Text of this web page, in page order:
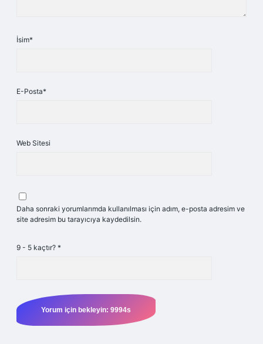
İsim*
E-Posta*
Web Sitesi
Daha sonraki yorumlarımda kullanılması için adım, e-posta adresim ve
site adresim bu tarayıcıya kaydedilsin.
9 - 5 kaçtır? *